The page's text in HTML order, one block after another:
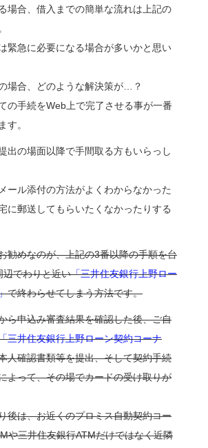
場合、借入までの簡単な流れは上記の
緊急に必要になる場合が多いかと思い
場合、どのような解決策が…？
の手続をWeb上で完了させる事が一番
す。
出の場面以降で手間取る方もいらっし
ール添付の方法がよくわからなかった
に郵送してもらいたくなかったりする
勧めなのが、上記の3番以降の手順を台
辺でわりと近い「三井住友銀行上野ロー
で終わらせてしまう方法です。
ら申込み審査結果を確認した後、ご自
三井住友銀行上野ローン契約コーナ
人確認書類等を提出、そして契約手続
よって、その場でカードの受け取りが
後は、お近くのプロミス自動契約コー
や三井住友銀行ATMだけではなく近隣